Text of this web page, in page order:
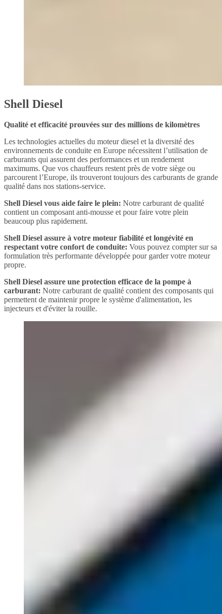
Shell Diesel
Qualité et efficacité prouvées sur des millions de kilomètres
Les technologies actuelles du moteur diesel et la diversité des
environnements de conduite en Europe nécessitent l’utilisation de
carburants qui assurent des performances et un rendement
maximums. Que vos chauffeurs restent près de votre siège ou
parcourent l’Europe, ils trouveront toujours des carburants de grande
qualité dans nos stations-service.
Shell Diesel vous aide faire le plein: Notre carburant de qualité
contient un composant anti-mousse et pour faire votre plein
beaucoup plus rapidement.
Shell Diesel assure à votre moteur fiabilité et longévité en
respectant votre confort de conduite: Vous pouvez compter sur sa
formulation très performante développée pour garder votre moteur
propre.
Shell Diesel assure une protection efficace de la pompe à
carburant: Notre carburant de qualité contient des composants qui
permettent de maintenir propre le système d'alimentation, les
injecteurs et d'éviter la rouille.